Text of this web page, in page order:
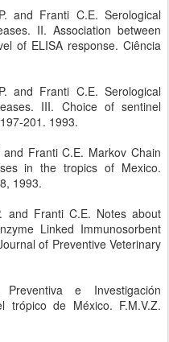
and Franti C.E. Serological
II. Association between
of ELISA response. Ciência
and Franti C.E. Serological
III. Choice of sentinel
201. 1993.
Franti C.E. Markov Chain
in the tropics of Mexico.
1993.
and Franti C.E. Notes about
Linked Immunosorbent
of Preventive Veterinary
e Investigación
trópico de México. F.M.V.Z.